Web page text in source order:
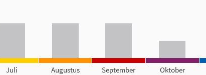
Juli Augustus September Oktober